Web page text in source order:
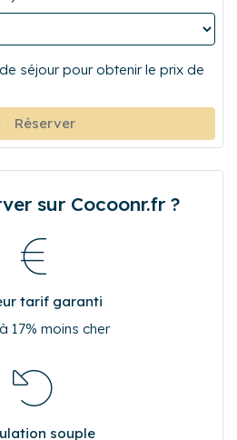
séjour pour obtenir le prix de
sur Cocoonr.fr ?
17% moins cher